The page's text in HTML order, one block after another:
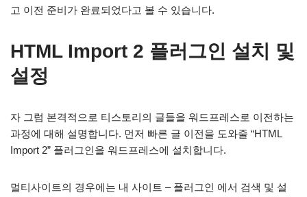
고 이전 준비가 완료되었다고 볼 수 있습니다.
HTML Import 2 플러그인 설치 및
설정
자 그럼 본격적으로 티스토리의 글들을 워드프레스로 이전하는
과정에 대해 설명합니다. 먼저 빠른 글 이전을 도와줄 “HTML
Import 2” 플러그인을 워드프레스에 설치합니다.
멀티사이트의 경우에는 내 사이트 – 플러그인 에서 검색 및 설